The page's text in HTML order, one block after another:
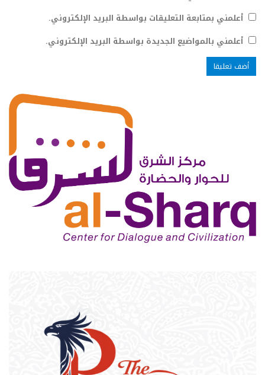
أعلمني بمتابعة التعليقات بواسطة البريد الإلكتروني.
أعلمني بالمواضيع الجديدة بواسطة البريد الإلكتروني.